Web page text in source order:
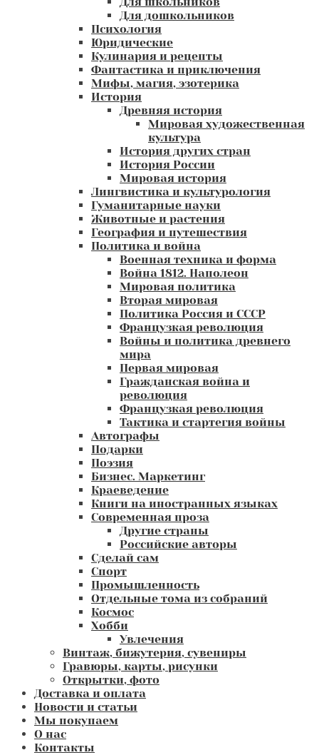
Для дошкольников
Психология
Юридические
Кулинария и рецепты
Фантастика и приключения
Мифы, магия, эзотерика
История
Древняя история
Мировая художественная
культура
История других стран
История России
Мировая история
Лингвистика и культурология
Гуманитарные науки
Животные и растения
География и путешествия
Политика и война
Военная техника и форма
Война 1812. Наполеон
Мировая политика
Вторая мировая
Политика Россия и СССР
Французкая революция
Войны и политика древнего
мира
Первая мировая
Гражданская война и
революция
Французкая революция
Тактика и стартегия войны
Автографы
Подарки
Поэзия
Бизнес. Маркетинг
Краеведение
Книги на иностранных языках
Современная проза
Другие страны
Российские авторы
Сделай сам
Спорт
Промышленность
Отдельные тома из собраний
Космос
Хобби
Увлечения
Винтаж, бижутерия, сувениры
Гравюры, карты, рисунки
Открытки, фото
Доставка и оплата
Новости и статьи
Мы покупаем
О нас
Контакты